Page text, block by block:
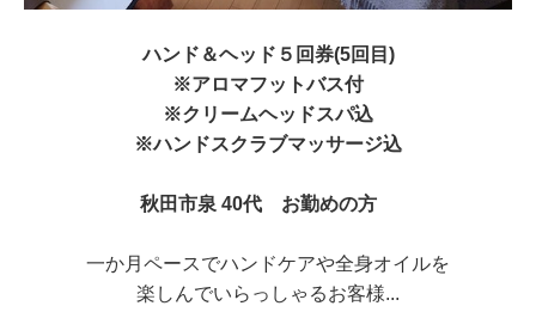
ハンド＆ヘッド５回券(5回目)
※アロマフットバス付
※クリームヘッドスパ込
※ハンドスクラブマッサージ込
秋田市泉 40代 お勤めの方
一か月ペースでハンドケアや全身オイルを
楽しんでいらっしゃるお客様...